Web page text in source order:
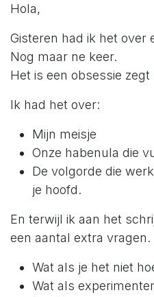
Hola,
Gisteren had ik het over
Nog maar ne keer.
Het is een obsessie
Ik had het over:
Mijn meisje
Onze habenula die
De volgorde die
je hoofd.
En terwijl ik aan het
een aantal extra vragen.
Wat als je het niet
Wat als